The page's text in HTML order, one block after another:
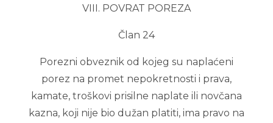
VIII. POVRAT POREZA
Član 24
Porezni obveznik od kojeg su naplaćeni
porez na promet nepokretnosti i prava,
kamate, troškovi prisilne naplate ili novčana
kazna, koji nije bio dužan platiti, ima pravo na